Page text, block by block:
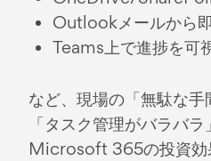
Outlookメールから
Teams上で進捗を可
など、現場の「無駄な手
「タスク管理がバラバ
Microsoft 365の投資効